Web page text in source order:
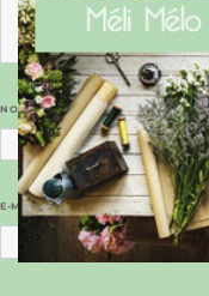
NOM*
E-MAIL*